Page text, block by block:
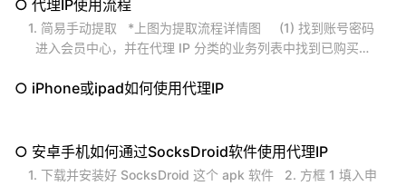
化的满足用户实际需求，您可根据业务需要的个数按需购买，
时长最短可以购买1天。 独享代理使用非常方便，只需几分
钟，您就可以通过 API接口 获取代理IP并参照 代码样例 集成
○ 代理IP使用流程
1. 简易手动提取 *上图为提取流程详情图 (1) 找到账号密码
进入会员中心，并在代理 IP 分类的业务列表中找到已购买的
）在业务详情中查看;...
○ iPhone或ipad如何使用代理IP
○ 安卓手机如何通过SocksDroid软件使用代理IP
1. 下载并安装好 SocksDroid 这个 apk 软件 2. 方框 1 填入申